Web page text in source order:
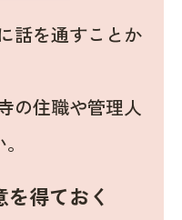
話を通すことか
の住職や管理人
得ておく